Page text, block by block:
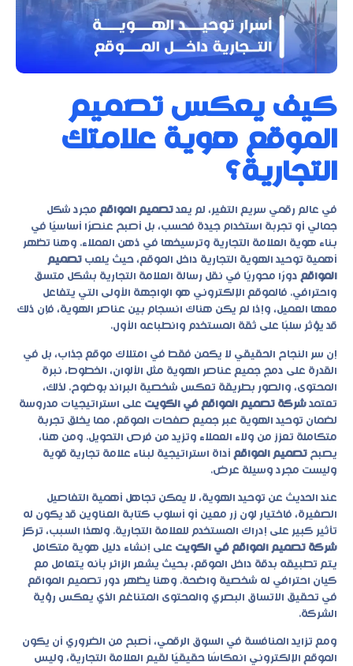
كيف يعكس تصميم
الموقع هوية علامتك
التجارية؟
في عالم رقمي سريع التغير، لم يعد تصميم المواقع مجرد شكل
جمالي أو تجربة استخدام جيدة فحسب، بل أصبح عنصرًا أساسيًا في
بناء هوية العلامة التجارية وترسيخها في ذهن العملاء. وهنا تظهر
أهمية توحيد الهوية التجارية داخل الموقع، حيث يلعب تصميم
المواقع دورًا محوريًا في نقل رسالة العلامة التجارية بشكل متسق
واحترافي. فالموقع الإلكتروني هو الواجهة الأولى التي يتفاعل
معها العميل، وإذا لم يكن هناك انسجام بين عناصر الهوية، فإن ذلك
قد يؤثر سلبًا على ثقة المستخدم وانطباعه الأول.
إن سر النجاح الحقيقي لا يكمن فقط في امتلاك موقع جذاب، بل في
القدرة على دمج جميع عناصر الهوية مثل الألوان، الخطوط، نبرة
المحتوى، والصور بطريقة تعكس شخصية البراند بوضوح. لذلك،
تعتمد شركة تصميم المواقع في الكويت على استراتيجيات مدروسة
لضمان توحيد الهوية عبر جميع صفحات الموقع، مما يخلق تجربة
متكاملة تعزز من ولاء العملاء وتزيد من فرص التحويل. ومن هنا،
يصبح تصميم المواقع أداة استراتيجية لبناء علامة تجارية قوية
وليست مجرد وسيلة عرض.
عند الحديث عن توحيد الهوية، لا يمكن تجاهل أهمية التفاصيل
الصغيرة، فاختيار لون زر معين أو أسلوب كتابة العناوين قد يكون له
تأثير كبير على إدراك المستخدم للعلامة التجارية. ولهذا السبب، تركز
شركة تصميم المواقع في الكويت على إنشاء دليل هوية متكامل
يتم تطبيقه بدقة داخل الموقع، بحيث يشعر الزائر بأنه يتعامل مع
كيان احترافي له شخصية واضحة. وهنا يظهر دور تصميم المواقع
في تحقيق الاتساق البصري والمحتوى المتناغم الذي يعكس رؤية
الشركة.
ومع تزايد المنافسة في السوق الرقمي، أصبح من الضروري أن يكون
الموقع الإلكتروني انعكاسًا حقيقيًا لقيم العلامة التجارية، وليس